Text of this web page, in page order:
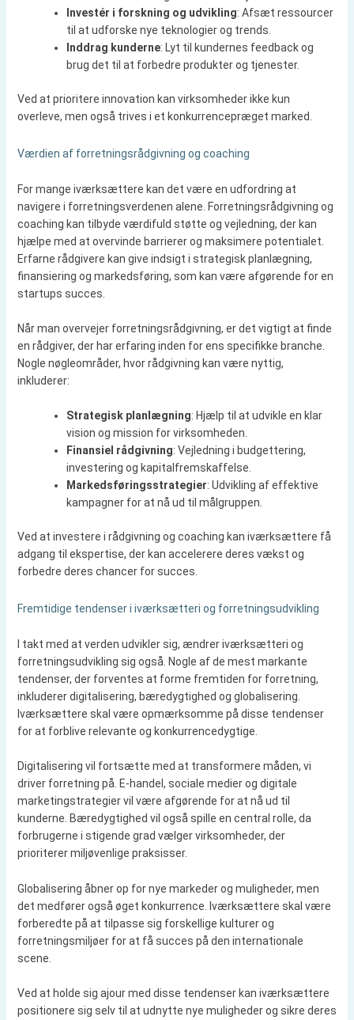
Investér i forskning og udvikling: Afsæt ressourcer
til at udforske nye teknologier og trends.
Inddrag kunderne: Lyt til kundernes feedback og
brug det til at forbedre produkter og tjenester.
Ved at prioritere innovation kan virksomheder ikke kun
overleve, men også trives i et konkurrencepræget marked.
Værdien af forretningsrådgivning og coaching
For mange iværksættere kan det være en udfordring at
navigere i forretningsverdenen alene. Forretningsrådgivning og
coaching kan tilbyde værdifuld støtte og vejledning, der kan
hjælpe med at overvinde barrierer og maksimere potentialet.
Erfarne rådgivere kan give indsigt i strategisk planlægning,
finansiering og markedsføring, som kan være afgørende for en
startups succes.
Når man overvejer forretningsrådgivning, er det vigtigt at finde
en rådgiver, der har erfaring inden for ens specifikke branche.
Nogle nøgleområder, hvor rådgivning kan være nyttig,
inkluderer:
Strategisk planlægning: Hjælp til at udvikle en klar
vision og mission for virksomheden.
Finansiel rådgivning: Vejledning i budgettering,
investering og kapitalfremskaffelse.
Markedsføringsstrategier: Udvikling af effektive
kampagner for at nå ud til målgruppen.
Ved at investere i rådgivning og coaching kan iværksættere få
adgang til ekspertise, der kan accelerere deres vækst og
forbedre deres chancer for succes.
Fremtidige tendenser i iværksætteri og forretningsudvikling
I takt med at verden udvikler sig, ændrer iværksætteri og
forretningsudvikling sig også. Nogle af de mest markante
tendenser, der forventes at forme fremtiden for forretning,
inkluderer digitalisering, bæredygtighed og globalisering.
Iværksættere skal være opmærksomme på disse tendenser
for at forblive relevante og konkurrencedygtige.
Digitalisering vil fortsætte med at transformere måden, vi
driver forretning på. E-handel, sociale medier og digitale
marketingstrategier vil være afgørende for at nå ud til
kunderne. Bæredygtighed vil også spille en central rolle, da
forbrugerne i stigende grad vælger virksomheder, der
prioriterer miljøvenlige praksisser.
Globalisering åbner op for nye markeder og muligheder, men
det medfører også øget konkurrence. Iværksættere skal være
forberedte på at tilpasse sig forskellige kulturer og
forretningsmiljøer for at få succes på den internationale
scene.
Ved at holde sig ajour med disse tendenser kan iværksættere
positionere sig selv til at udnytte nye muligheder og sikre deres